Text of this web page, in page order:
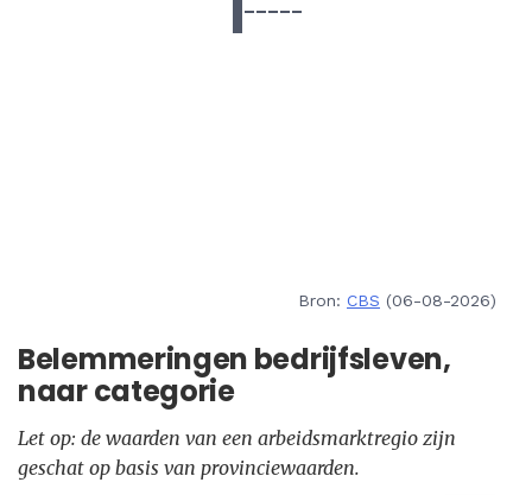
Bron: CBS (06-08-2026)
Belemmeringen bedrijfsleven,
naar categorie
Let op: de waarden van een arbeidsmarktregio zijn
geschat op basis van provinciewaarden.